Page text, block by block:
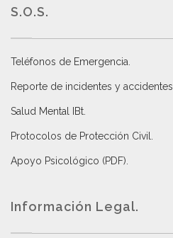
S.O.S.
Teléfonos de Emergencia.
Reporte de incidentes y accidentes
Salud Mental IBt
Protocolos de Protección Civil
Apoyo Psicológico (PDF)
Información Legal.